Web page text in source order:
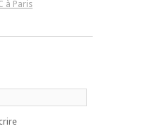
à Paris